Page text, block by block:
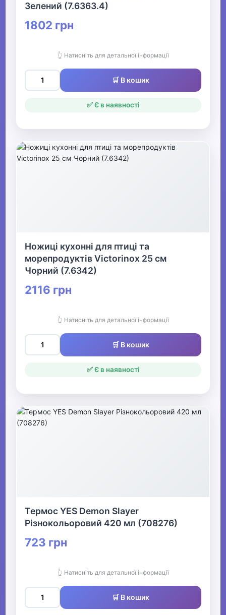
Зелений (7.6363.4)
1802 грн
👆 Натисніть для детальної інформації
🛒 В кошик
✅ Є в наявності
Ножиці кухонні для птиці та
морепродуктів Victorinox 25 см
Чорний (7.6342)
2116 грн
👆 Натисніть для детальної інформації
🛒 В кошик
✅ Є в наявності
Термос YES Demon Slayer
Різнокольоровий 420 мл (708276)
723 грн
👆 Натисніть для детальної інформації
🛒 В кошик